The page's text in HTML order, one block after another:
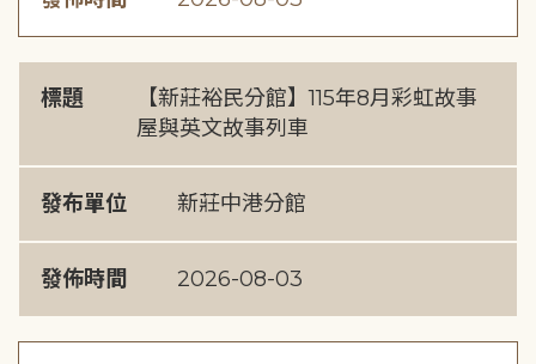
標題
【新莊裕民分館】115年8月彩虹故事
屋與英文故事列車
發布單位 新莊中港分館
發佈時間 2026-08-03